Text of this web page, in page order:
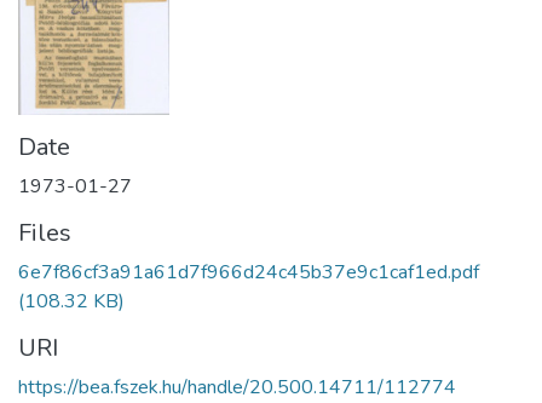
Date
1973-01-27
Files
6e7f86cf3a91a61d7f966d24c45b37e9c1caf1ed.pdf
(108.32 KB)
URI
https://bea.fszek.hu/handle/20.500.14711/112774